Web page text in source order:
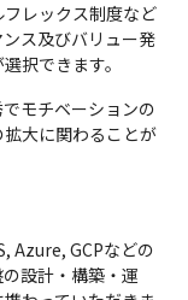
レックス制度など
ス及びバリュー発
択できます。
モチベーションの
大に関わることが
Azure, GCPなどの
設計・構築・運